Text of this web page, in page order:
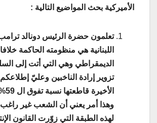
الأميركية بحث المواضيع التالية :
تعلمون حضرة الرئيس دونالد
اللبنانية هي منظومته الحاكمة
الديمقراطي وهي التي أتت إلى
تزوير إرادة الناخبين وعليّ إطلاعكم
وهذا أمر يعني أن الشعب غير راغب
لهذه الطبقة التي زوّرت القانون